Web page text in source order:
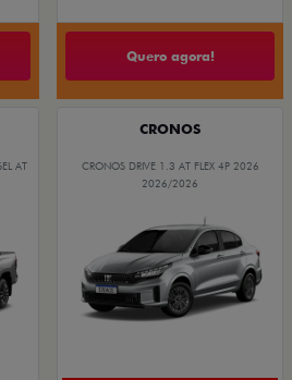
Quero agora!
AT
CRONOS
CRONOS DRIVE 1.3 AT FLEX 4P 2026
2026/2026